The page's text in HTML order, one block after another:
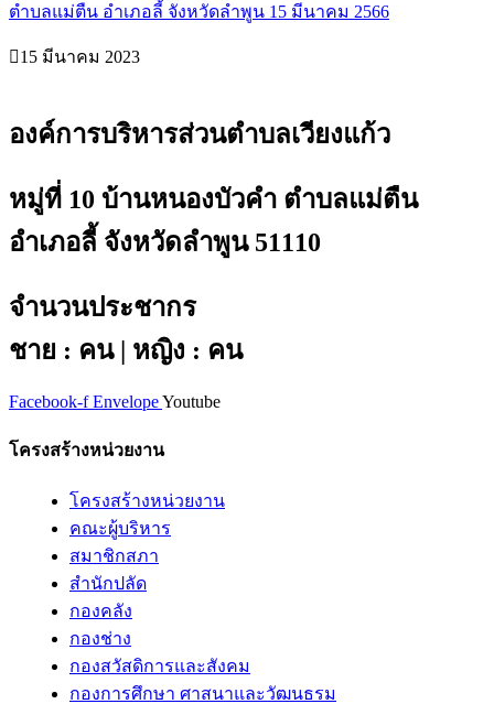
ตำบลแม่ตืน อำเภอลี้ จังหวัดลำพูน 15 มีนาคม 2566
15 มีนาคม 2023
องค์การบริหารส่วนตำบลเวียงแก้ว
หมู่ที่ 10 บ้านหนองบัวคำ ตำบลแม่ตืน
อำเภอลี้ จังหวัดลำพูน 51110
จำนวนประชากร
ชาย : คน | หญิง : คน
Facebook-f EnvelopeYoutube
โครงสร้างหน่วยงาน
โครงสร้างหน่วยงาน
คณะผู้บริหาร
สมาชิกสภา
สำนักปลัด
กองคลัง
กองช่าง
กองสวัสดิการและสังคม
กองการศึกษา ศาสนาและวัฒนธรม